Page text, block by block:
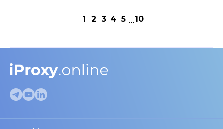
1 2 3 4 5 ...10